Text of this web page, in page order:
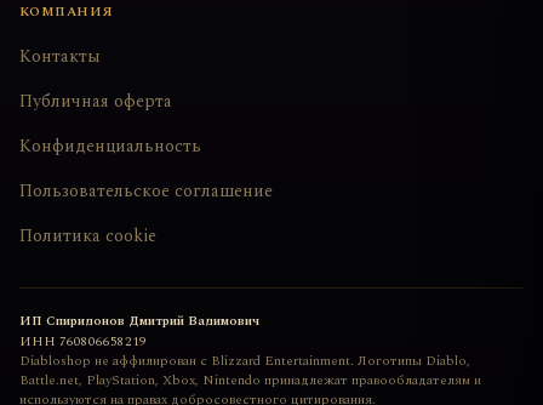
КОМПАНИЯ
Контакты
Публичная оферта
Конфиденциальность
Пользовательское соглашение
Политика cookie
ИП Спиридонов Дмитрий Вадимович
ИНН 760806658219
Diabloshop не аффилирован с Blizzard Entertainment. Логотипы Diablo,
Battle.net, PlayStation, Xbox, Nintendo принадлежат правообладателям и
используются на правах добросовестного цитирования.